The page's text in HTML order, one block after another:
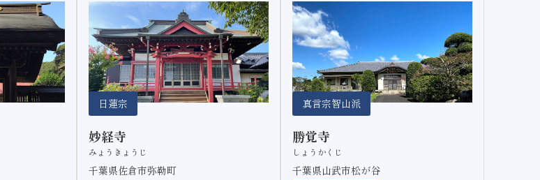
日蓮宗
妙経寺
みょうきょうじ
千葉県佐倉市弥勒町
真言宗智山派
勝覚寺
しょうかくじ
千葉県山武市松が谷